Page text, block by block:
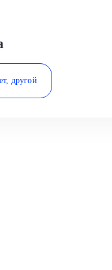
Воды
на-Дону
другой